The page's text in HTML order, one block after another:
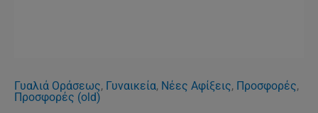
Γυαλιά Οράσεως, Γυναικεία, Νέες Αφίξεις, Προσφορές,
Προσφορές (old)